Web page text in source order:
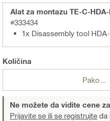
Alat za montazu TE-C-HDA-
#333434
1x Disassembly tool
Količina
Ne možete da vidite cene
Prijavite se ili se registrujte da